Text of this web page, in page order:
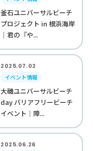
釜石ユニバーサルビーチ
プロジェクト in 根浜海岸
｜君の『や...
2025.07.02
イベント情報
大磯ユニバーサルビーチ
day バリアフリービーチ
イベント｜障...
2025.06.26